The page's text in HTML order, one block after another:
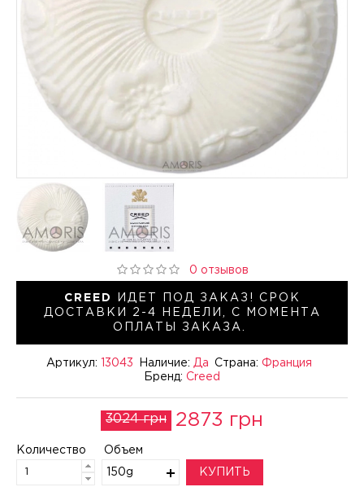
CREED
ИДЕТ ПОД ЗАКАЗ! СРОК
ДОСТАВКИ 2-4 НЕДЕЛИ, С МОМЕНТА
ОПЛАТЫ ЗАКАЗА.
Артикул: 13043 Наличие: Да Страна: Франция
Бренд: Creed
0 отзывов
3024 грн 2873 грн
Количество Объем
150g КУПИТЬ